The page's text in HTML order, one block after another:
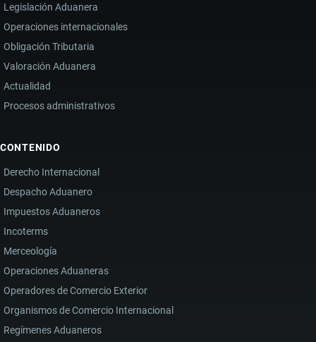
Legislación Aduanera
Operaciones internacionales
Obligación Tributaria
Valoración Aduanera
Actualidad
Procesos administrativos
CONTENIDO
Derecho Internacional
Despacho Aduanero
Impuestos Aduaneros
Incoterms
Merceología
Operaciones Aduaneras
Operadores de Comercio Exterior
Organismos de Comercio Internacional
Regímenes Aduaneros